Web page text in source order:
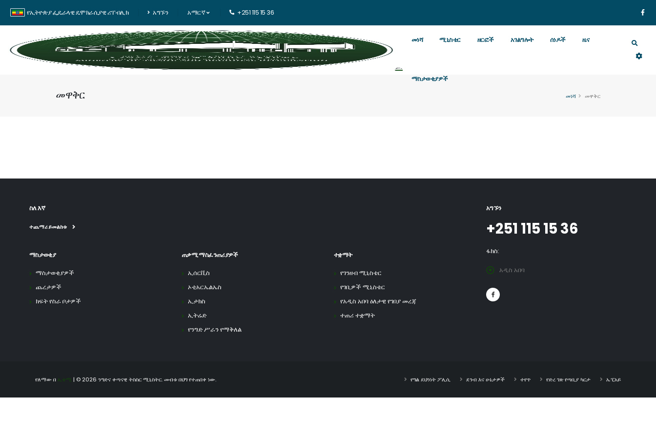
የኢትዮጵያ ፌዴራላዊ ዴሞክራሲያዊ ሪፐብሊክ አግኙን አማርኛ +251 115 15 36
መነሻ ሚኒስቴር ዘርፎች አገልግሎት ሰነዶች ዜና
ማስታወቂያዎች
መዋቅር መነሻ መዋቅር
ስለ እኛ
ተጨማሪ ይመልከቱ
ማስታወቂያ
ማስታወቂያዎች
ጨረታዎች
ክፍት የስራ ቦታዎች
ጠቃሚ ማስፈንጠሪያዎች
ኢሰርቪስ
ኦቲአርኤልኤስ
ኢታክስ
ኢትሬድ
የንግድ ሥራን የማቅለል
ተቋማት
የገንዘብ ሚኒስቴር
የገቢዎች ሚኒስቴር
የአዲስ አበባ ዕለታዊ የገበያ መረጃ
ተጠሪ ተቋማት
አግኙን
+251 115 15 36
ፋክስ:
አዲስ አበባ
የለማው በ ኢቴሚ | © 2026 ንግድና ቀጣናዊ ትስስር ሚኒስትር. መብቱ በህግ የተጠበቀ ነው. የግል ደህንነት ፖሊሲ ደንብ እና ሁኔታዎች ተየጥ የድረ ገጽ የጣቢያ ካርታ ኤፒአይ